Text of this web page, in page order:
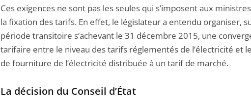
Ces exigences ne sont pas les seules qui s’imposent aux
la fixation des tarifs. En effet, le législateur a entendu organiser,
période transitoire s’achevant le 31 décembre 2015, une
tarifaire entre le niveau des tarifs réglementés de l’électricité et
de fourniture de l’électricité distribuée à un tarif de marché.
La décision du Conseil d’État